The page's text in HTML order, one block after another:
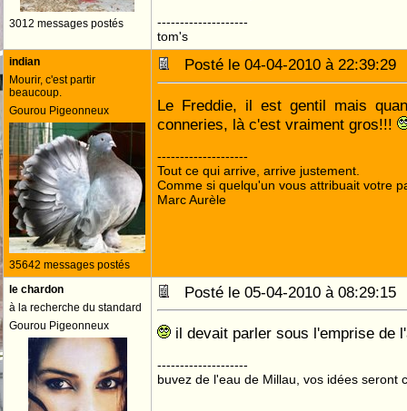
3012 messages postés
--------------------
tom's
indian
Mourir, c'est partir
beaucoup.
Gourou Pigeonneux
35642 messages postés
Posté le 04-04-2010 à
Le Freddie, il est gentil mais
conneries, là c'est vraiment gros!!!
--------------------
Tout ce qui arrive, arrive justement.
Comme si quelqu'un vous attribuait votre
Marc Aurèle
le chardon
à la recherche du standard
Gourou Pigeonneux
Posté le 05-04-2010 à
il devait parler sous l'emprise de
--------------------
buvez de l'eau de Millau, vos idées seront